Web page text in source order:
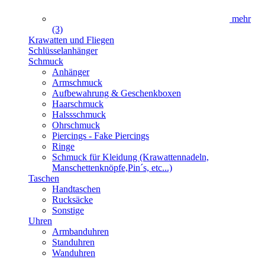
mehr
(3)
Krawatten und Fliegen
Schlüsselanhänger
Schmuck
Anhänger
Armschmuck
Aufbewahrung & Geschenkboxen
Haarschmuck
Halssschmuck
Ohrschmuck
Piercings - Fake Piercings
Ringe
Schmuck für Kleidung (Krawattennadeln,
Manschettenknöpfe,Pin´s, etc...)
Taschen
Handtaschen
Rucksäcke
Sonstige
Uhren
Armbanduhren
Standuhren
Wanduhren